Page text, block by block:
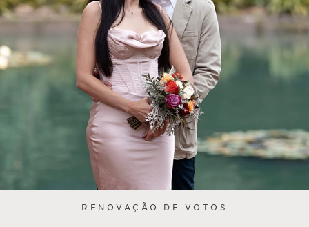
RENOVAÇÃO DE VOTOS